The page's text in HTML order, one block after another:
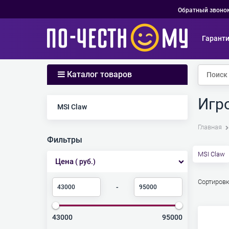
Обратный
Каталог товаров
MSI Claw
Фильтры
Цена ( руб.)
-
43000 95000
Главная
MSI Claw